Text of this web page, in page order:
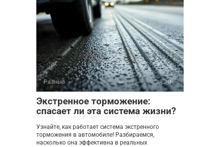
Разные 0
Экстренное торможение:
спасает ли эта система жизни?
Узнайте, как работает система экстренного
торможения в автомобиле! Разбираемся,
насколько она эффективна в реальных